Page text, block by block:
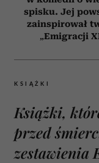
spisku. Jej
zainspirował
„Emigracji
KSIĄŻKI
Książki,
przed
zestawienia